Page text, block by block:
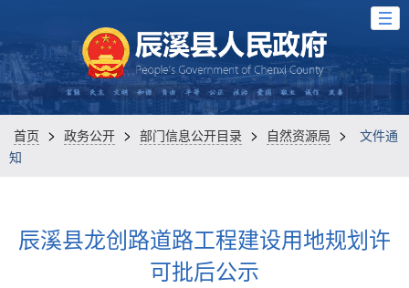
首页 > 政务公开 > 部门信息公开目录 > 自然资源局 >
文件通
知
辰溪县龙创路道路工程建设用地规划许
可批后公示